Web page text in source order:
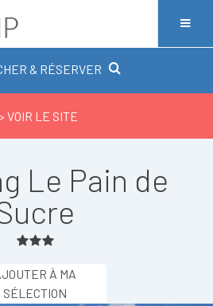
& RÉSERVER
VOIR LE SITE
Le Pain de
À MA
SÉLECTION